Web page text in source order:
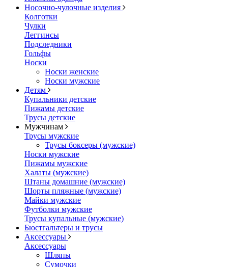
Носочно-чулочные изделия
Колготки
Чулки
Леггинсы
Подследники
Гольфы
Носки
Носки женские
Носки мужские
Детям
Купальники детские
Пижамы детские
Трусы детские
Мужчинам
Трусы мужские
Трусы боксеры (мужские)
Носки мужские
Пижамы мужские
Халаты (мужские)
Штаны домашние (мужские)
Шорты пляжные (мужские)
Майки мужские
Футболки мужские
Трусы купальные (мужские)
Бюстгальтеры и трусы
Аксессуары
Аксессуары
Шляпы
Сумочки